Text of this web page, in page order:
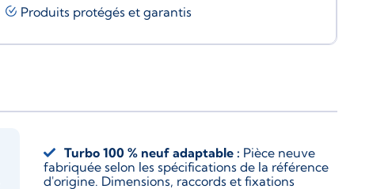
Produits protégés et garantis
Turbo 100 % neuf adaptable : Pièce neuve
fabriquée selon les spécifications de la référence
d'origine. Dimensions, raccords et fixations